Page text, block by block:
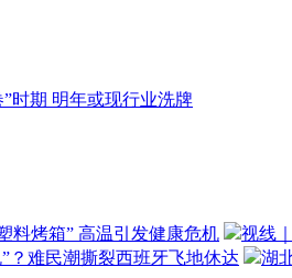
时期 明年或现行业洗牌
料烤箱” 高温引发健康危机 视线
？难民潮撕裂西班牙飞地休达 湖